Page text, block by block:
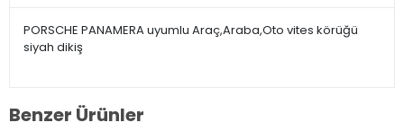
PORSCHE PANAMERA uyumlu Araç,Araba,Oto vites körüğü
siyah dikiş
Benzer Ürünler